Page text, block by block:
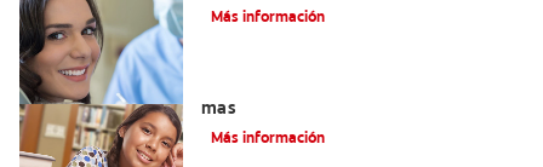
Más información
más
Más información